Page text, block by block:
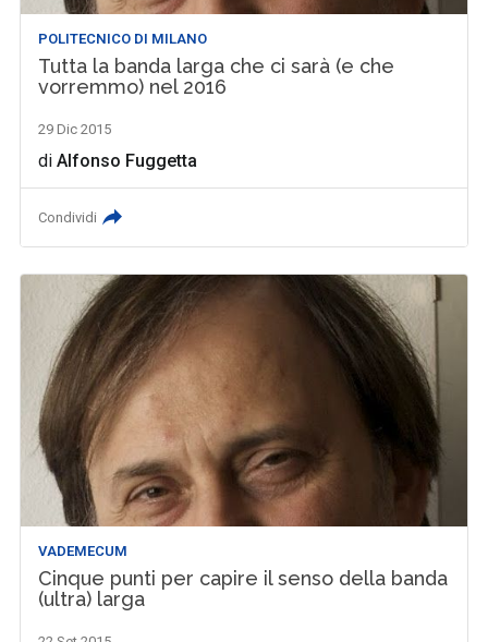
POLITECNICO DI MILANO
Tutta la banda larga che ci sarà (e che
vorremmo) nel 2016
29 Dic 2015
diAlfonso Fuggetta
Condividi
VADEMECUM
Cinque punti per capire il senso della banda
(ultra) larga